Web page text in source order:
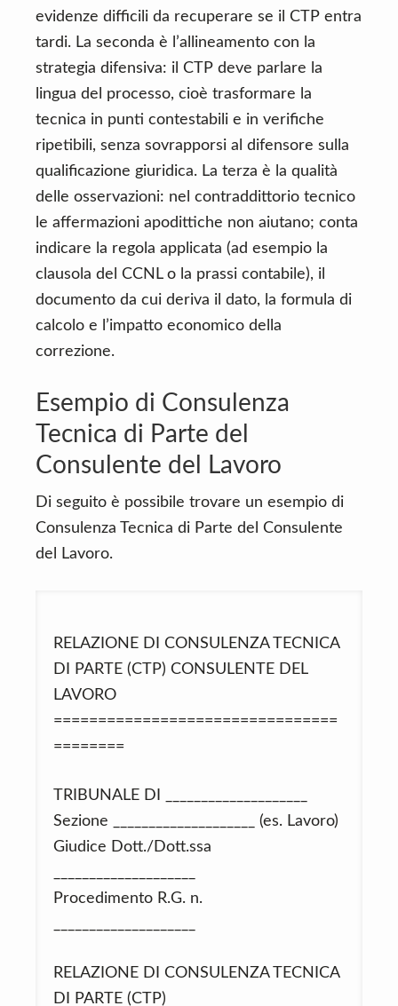
evidenze difficili da recuperare se il CTP entra
tardi. La seconda è l’allineamento con la
strategia difensiva: il CTP deve parlare la
lingua del processo, cioè trasformare la
tecnica in punti contestabili e in verifiche
ripetibili, senza sovrapporsi al difensore sulla
qualificazione giuridica. La terza è la qualità
delle osservazioni: nel contraddittorio tecnico
le affermazioni apodittiche non aiutano; conta
indicare la regola applicata (ad esempio la
clausola del CCNL o la prassi contabile), il
documento da cui deriva il dato, la formula di
calcolo e l’impatto economico della
correzione.
Esempio di Consulenza
Tecnica di Parte del
Consulente del Lavoro
Di seguito è possibile trovare un esempio di
Consulenza Tecnica di Parte del Consulente
del Lavoro.
RELAZIONE DI CONSULENZA TECNICA
DI PARTE (CTP) CONSULENTE DEL
LAVORO
================================
========
TRIBUNALE DI ____________________
Sezione ____________________ (es. Lavoro)
Giudice Dott./Dott.ssa
Procedimento R.G. n.
RELAZIONE DI CONSULENZA TECNICA
DI PARTE (CTP)